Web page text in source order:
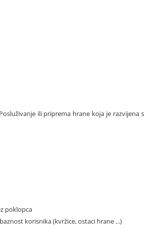
ili priprema hrane koja je razvijena s
poklopca
korisnika (kvržice, ostaci hrane ...)